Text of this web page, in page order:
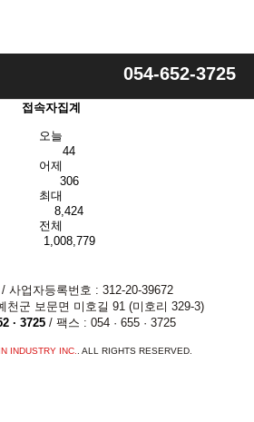
054-652-3725
접속자집계
오늘
44
어제
306
최대
8,424
전체
1,008,779
사업자등록번호 : 312-20-39672
천군 보문면 미호길 91 (미호리 329-3)
· 3725 / 팩스 : 054 · 655 · 3725
INDUSTRY INC. . ALL RIGHTS RESERVED.